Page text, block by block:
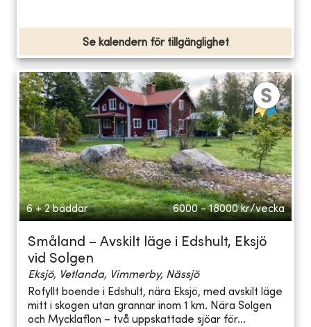
Se kalendern för tillgänglighet
6 + 2 bäddar 6000 - 18000 kr/vecka
Småland – Avskilt läge i Edshult, Eksjö
vid Solgen
Eksjö, Vetlanda, Vimmerby, Nässjö
Rofyllt boende i Edshult, nära Eksjö, med avskilt läge
mitt i skogen utan grannar inom 1 km. Nära Solgen
och Mycklaflon – två uppskattade sjöar för...